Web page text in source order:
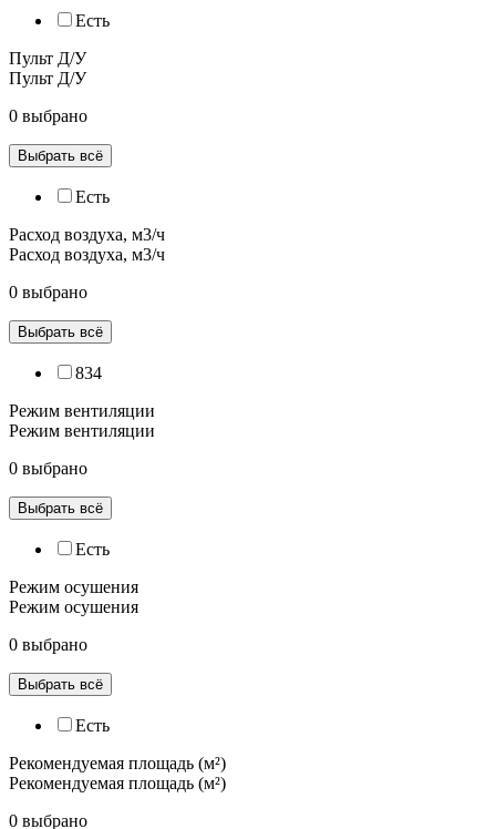
Есть
Пульт Д/У
Пульт Д/У
0 выбрано
Выбрать всё
Есть
Расход воздуха, м3/ч
Расход воздуха, м3/ч
0 выбрано
Выбрать всё
834
Режим вентиляции
Режим вентиляции
0 выбрано
Выбрать всё
Есть
Режим осушения
Режим осушения
0 выбрано
Выбрать всё
Есть
Рекомендуемая площадь (м²)
Рекомендуемая площадь (м²)
0 выбрано